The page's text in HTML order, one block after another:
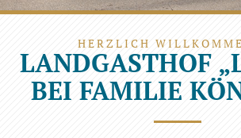
HERZLICH
LANDGASTHOF
BEI FAMILIE